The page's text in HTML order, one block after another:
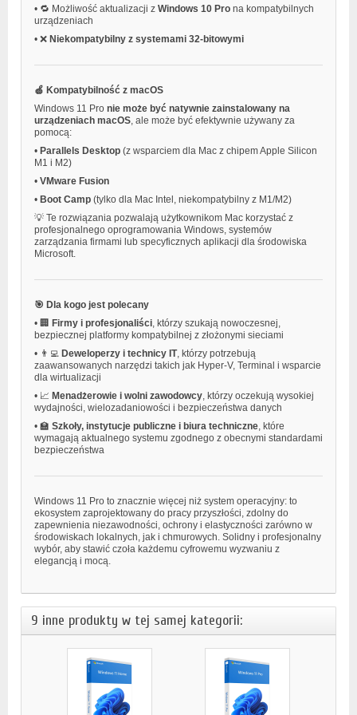
• 🔁 Możliwość aktualizacji z Windows 10 Pro na kompatybilnych
urządzeniach
• ❌ Niekompatybilny z systemami 32-bitowymi
🍏 Kompatybilność z macOS
Windows 11 Pro nie może być natywnie zainstalowany na
urządzeniach macOS , ale może być efektywnie używany za
pomocą:
• Parallels Desktop (z wsparciem dla Mac z chipem Apple Silicon
M1 i M2)
• VMware Fusion
• Boot Camp (tylko dla Mac Intel, niekompatybilny z M1/M2)
💡 Te rozwiązania pozwalają użytkownikom Mac korzystać z
profesjonalnego oprogramowania Windows, systemów
zarządzania firmami lub specyficznych aplikacji dla środowiska
Microsoft.
🎯 Dla kogo jest polecany
• 🏢 Firmy i profesjonaliści , którzy szukają nowoczesnej,
bezpiecznej platformy kompatybilnej z złożonymi sieciami
• 👨‍💻 Deweloperzy i technicy IT, którzy potrzebują
zaawansowanych narzędzi takich jak Hyper-V, Terminal i wsparcie
dla wirtualizacji
• 📈 Menadżerowie i wolni zawodowcy , którzy oczekują wysokiej
wydajności, wielozadaniowości i bezpieczeństwa danych
• 🏫 Szkoły, instytucje publiczne i biura techniczne , które
wymagają aktualnego systemu zgodnego z obecnymi standardami
bezpieczeństwa
Windows 11 Pro to znacznie więcej niż system operacyjny: to
ekosystem zaprojektowany do pracy przyszłości, zdolny do
zapewnienia niezawodności, ochrony i elastyczności zarówno w
środowiskach lokalnych, jak i chmurowych. Solidny i profesjonalny
wybór, aby stawić czoła każdemu cyfrowemu wyzwaniu z
elegancją i mocą.
9 inne produkty w tej samej kategorii: